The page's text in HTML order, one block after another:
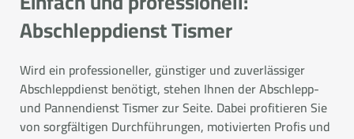
Abschleppdienst Tismer
Wird ein professioneller, günstiger und zuverlässiger
Abschleppdienst benötigt, stehen Ihnen der Abschlepp-
und Pannendienst Tismer zur Seite. Dabei profitieren Sie
von sorgfältigen Durchführungen, motivierten Profis und